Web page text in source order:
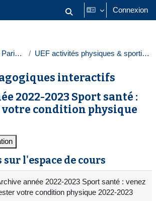
Activer/désactiver la saisie
Connexion
Paris 1 UEF activités physiques & sportives
interactifs
2022-2023 Sport santé :
votre condition physique
l'espace de cours
année 2022-2023 Sport santé : venez
votre condition physique 2022-2023